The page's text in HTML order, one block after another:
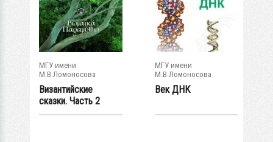
МГУ имени
М.В.Ломоносова
Византийские
сказки. Часть 2
МГУ имени
М.В.Ломоносова
Век ДНК